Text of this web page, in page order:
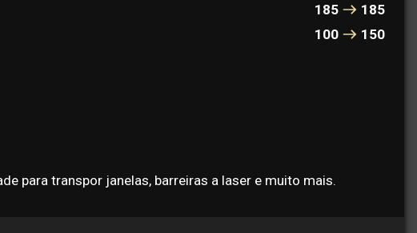
185
185
100 150
para transpor janelas, barreiras a laser e muito mais.